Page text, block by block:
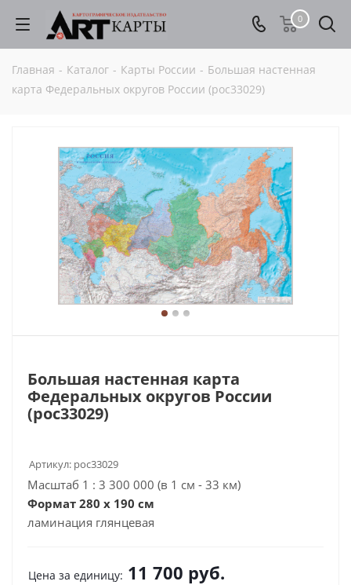
0
Главная - Каталог - Карты России - Большая настенная
карта Федеральных округов России (рос33029)
Большая настенная карта
Федеральных округов России
(рос33029)
Артикул: рос33029
Масштаб 1 : 3 300 000 (в 1 см - 33 км)
Формат 280 х 190 см
ламинация глянцевая
Цена за единицу: 11 700 руб.